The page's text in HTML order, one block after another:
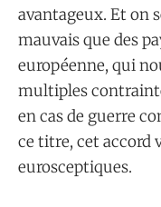
avantageux. Et on
mauvais que des
européenne, qui
multiples
en cas de guerre
ce titre, cet accord
eurosceptiques.